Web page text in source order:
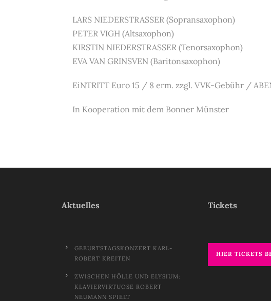
LARS NIEDERSTRASSER (Sopransaxophon)
PETER VIGH (Altsaxophon)
KIRSTIN NIEDERSTRASSER (Tenorsaxophon)
EVA VAN GRINSVEN (Baritonsaxophon)
EiNTRITT Euro 15 / 8 erm. zzgl. VVK-Gebühr /
In Kooperation mit dem Bonner Münster
Aktuelles
GEBURTSTAGSKONZERT KARL-
ROBERT KREITEN
ZWISCHEN HÖLLE UND ELYSIUM:
KLAVIERVIRTUOSE ROBERT
NEUMANN SPIELT
Tickets
HIER TICKETS